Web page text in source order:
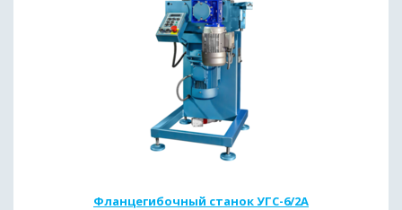
Фланцегибочный станок УГС-6/2А